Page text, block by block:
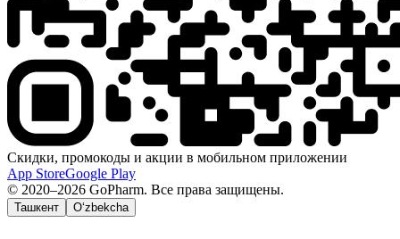
Скидки, промокоды и акции в мобильном приложении
App StoreGoogle Play
© 2020–2026 GoPharm. Все права защищены.
Ташкент O‘zbekcha